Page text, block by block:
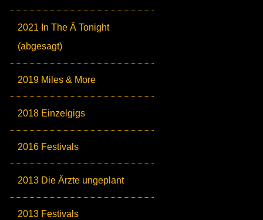
2021 In The Ä Tonight
(abgesagt)
2019 Miles & More
2018 Einzelgigs
2016 Festivals
2013 Die Ärzte ungeplant
2013 Festivals